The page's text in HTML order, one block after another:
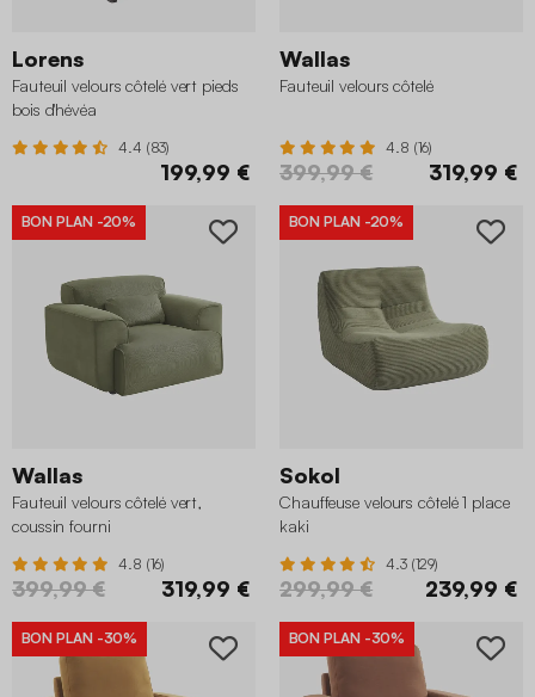
Lorens
Fauteuil velours côtelé vert pieds
bois d'hévéa
4.4 (83)
199,99 €
Wallas
Fauteuil velours côtelé
4.8 (16)
399,99 € 319,99 €
BON PLAN -20%
Wallas
Fauteuil velours côtelé vert,
coussin fourni
4.8 (16)
399,99 € 319,99 €
BON PLAN -20%
Sokol
Chauffeuse velours côtelé 1 place
kaki
4.3 (129)
299,99 € 239,99 €
BON PLAN -30% BON PLAN -30%